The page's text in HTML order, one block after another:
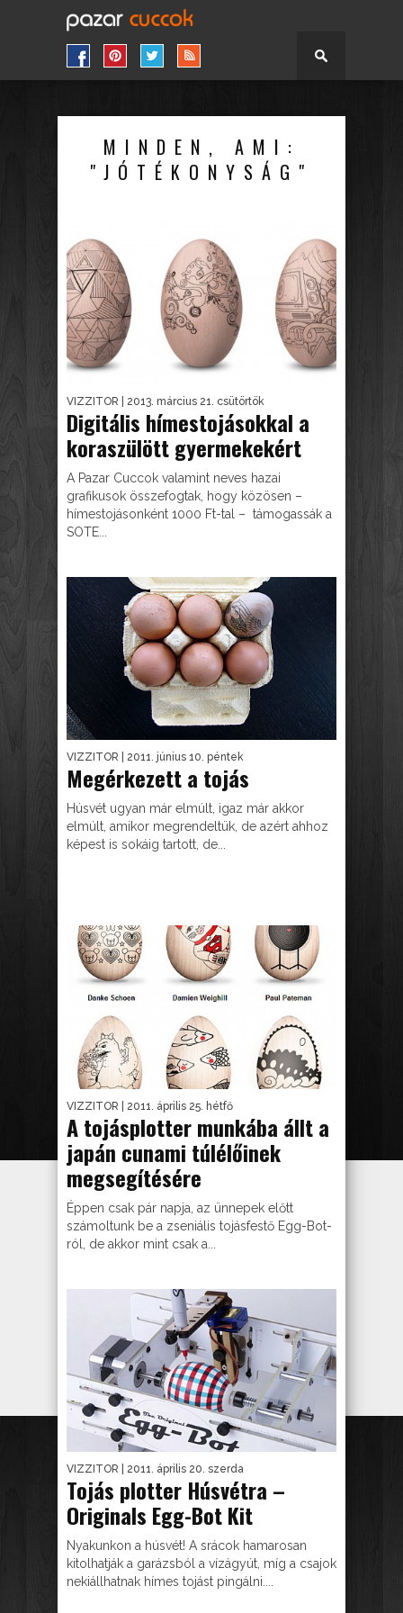
MINDEN, AMI:
"JÓTÉKONYSÁG"
VIZZITOR | 2013. március 21. csütörtök
Digitális hímestojásokkal a
koraszülött gyermekekért
A Pazar Cuccok valamint neves hazai
grafikusok összefogtak, hogy közösen –
hímestojásonként 1000 Ft-tal – támogassák a
SOTE...
VIZZITOR | 2011. június 10. péntek
Megérkezett a tojás
Húsvét ugyan már elmúlt, igaz már akkor
elmúlt, amikor megrendeltük, de azért ahhoz
képest is sokáig tartott, de...
VIZZITOR | 2011. április 25. hétfő
A tojásplotter munkába állt a
japán cunami túlélőinek
megsegítésére
Éppen csak pár napja, az ünnepek előtt
számoltunk be a zseniális tojásfestő Egg-Bot-
ról, de akkor mint csak a...
VIZZITOR | 2011. április 20. szerda
Tojás plotter Húsvétra –
Originals Egg-Bot Kit
Nyakunkon a húsvét! A srácok hamarosan
kitolhatják a garázsból a vízágyút, míg a csajok
nekiállhatnak hímes tojást pingálni....